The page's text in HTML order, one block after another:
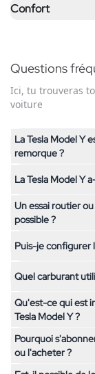
Confort
Questions
Ici, tu trouveras
voiture
La Tesla Model Y
remorque ?
Non, la Tesla
remorque. Si tu
t'aiderons à
La Tesla Model Y
Non, la Tesla
autres modèles.
Un essai routier
possible ?
Oui, une visite de
fixer un rendez-
Puis-je configurer
La configuration
forfait
mensuel de
déjà inclus.
Quel carburant
La Tesla Model
l'environnement.
Qu'est-ce qui est
Tesla Model Y ?
L'abonnement
Pourquoi
ou l'acheter ?